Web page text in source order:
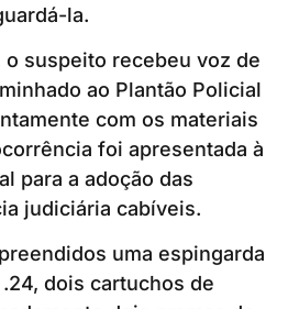
la.
o suspeito recebeu voz de
ao Plantão Policial
com os materiais
foi apresentada à
para a adoção das
judiciária cabíveis.
uma espingarda
dois cartuchos de